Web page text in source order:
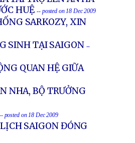
HUỆ -- posted on 18 Dec 2009
SARKOZY, XIN
SINH TẠI SAIGON --
QUAN HỆ GIỮA
NHA, BỘ TRƯỞNG
posted on 18 Dec 2009
SAIGON ĐÓNG